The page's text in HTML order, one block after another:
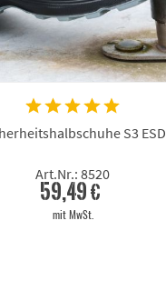
S3 ESD
Art.Nr.: 8520
59,49 €
mit MwSt.